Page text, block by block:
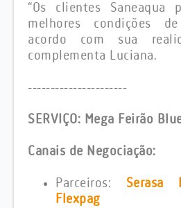
“Os clientes Saneaqua
melhores condições
acordo com sua
complementa Luciana.
----------------------
SERVIÇO: Mega Feirão
Canais de Negociação:
Parceiros: Serasa
Flexpag